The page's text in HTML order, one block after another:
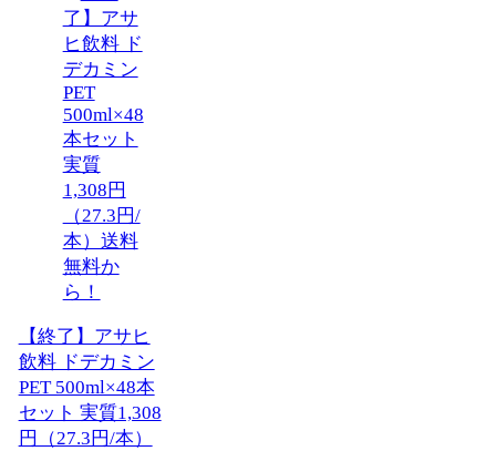
【終了】アサヒ
飲料 ドデカミン
PET 500ml×48本
セット 実質1,308
円（27.3円/本）